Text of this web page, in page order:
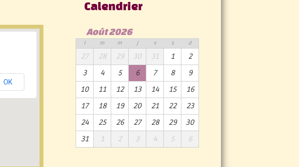
OK
Calendrier
Août 2026
l m m j v s d
27 28 29 30 31 1
2
3
4 5 6 7 8
9
10
11 12 13 14 15
16
17
18 19 20 21 22
23
24
25 26 27 28 29
30
31
1 2 3 4 5 6